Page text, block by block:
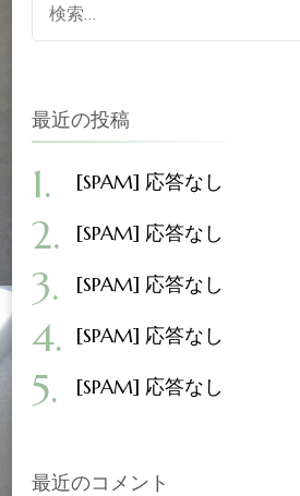
索
象:
最近の投稿
[SPAM] 応答なし
[SPAM] 応答なし
[SPAM] 応答なし
[SPAM] 応答なし
[SPAM] 応答なし
最近のコメント